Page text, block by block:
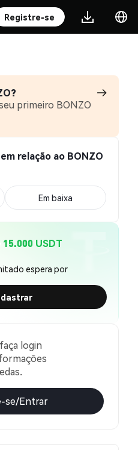
Registre-se
primeiro BONZO
relação ao BONZO
Em baixa
15.000 USDT
espera por
login
se/Entrar